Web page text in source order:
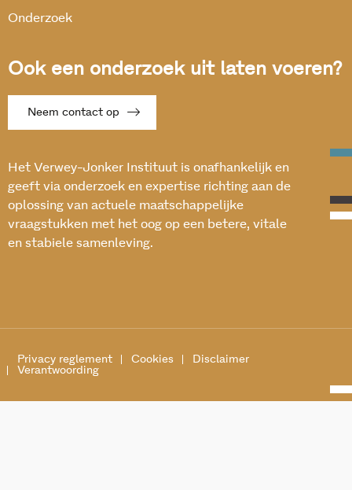
Onderzoek
Ook een onderzoek uit laten voeren?
Neem contact op
Het Verwey-Jonker Instituut is onafhankelijk en
geeft via onderzoek en expertise richting aan de
oplossing van actuele maatschappelijke
vraagstukken met het oog op een betere, vitale
en stabiele samenleving.
Privacy reglement Cookies
Disclaimer
Verantwoording